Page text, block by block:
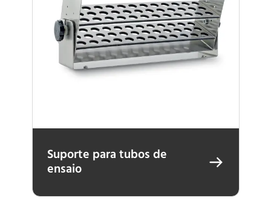
Suporte para tubos de
ensaio